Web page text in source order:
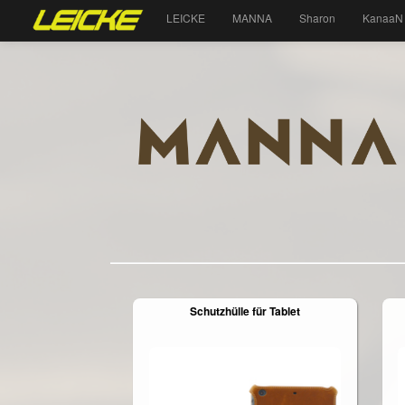
LEICKE MANNA Sharon KanaaN
Schutzhülle für Tablet